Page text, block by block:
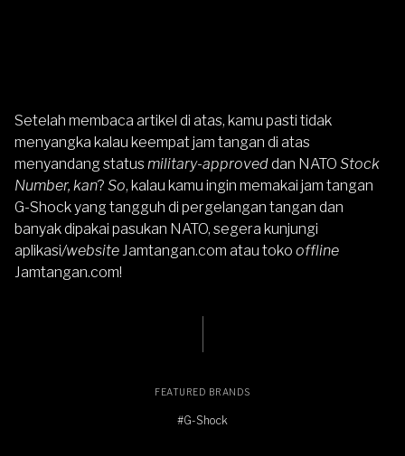
Setelah membaca artikel di atas, kamu pasti tidak
menyangka kalau keempat jam tangan di atas
menyandang statusmilitary-approveddan NATO Stock
Number, kan? So, kalau kamu ingin memakai jam tangan
G-Shockyang tangguh di pergelangan tangan dan
banyak dipakai pasukan NATO, segera kunjungi
aplikasi/websiteJamtangan.com atau toko offline
Jamtangan.com!
FEATURED BRANDS
#G-Shock